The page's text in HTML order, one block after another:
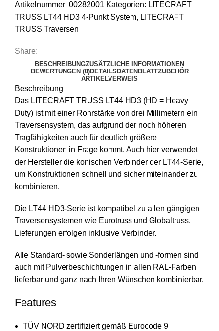
Artikelnummer: 00282001 Kategorien: LITECRAFT
TRUSS LT44 HD3 4-Punkt System, LITECRAFT
TRUSS Traversen
Share:
BESCHREIBUNGZUSÄTZLICHE INFORMATIONEN
BEWERTUNGEN (0)DETAILS DATENBLATTZUBEHÖR
ARTIKELVERWEIS
Beschreibung
Das LITECRAFT TRUSS LT44 HD3 (HD = Heavy
Duty) ist mit einer Rohrstärke von drei Millimetern ein
Traversensystem, das aufgrund der noch höheren
Tragfähigkeiten auch für deutlich größere
Konstruktionen in Frage kommt. Auch hier verwendet
der Hersteller die konischen Verbinder der LT44-Serie,
um Konstruktionen schnell und sicher miteinander zu
kombinieren.
Die LT44 HD3-Serie ist kompatibel zu allen gängigen
Traversensystemen wie Eurotruss und Globaltruss.
Lieferungen erfolgen inklusive Verbinder.
Alle Standard- sowie Sonderlängen und -formen sind
auch mit Pulverbeschichtungen in allen RAL-Farben
lieferbar und ganz nach Ihren Wünschen kombinierbar.
Features
TÜV NORD zertifiziert gemäß Eurocode 9